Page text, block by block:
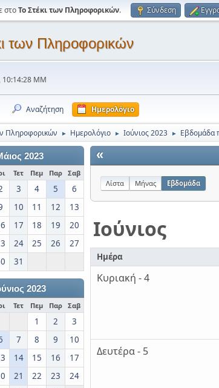
στοΤο Στέκι των Πληροφορικών. Σύνδεση
των Πληροφορικών
10:14:28 ΜΜ
Αναζήτηση Ημερολόγιο
Πληροφορικών ► Ημερολόγιο ► Ιούνιος 2023 ► Εβδομάδα
2023
Τετ Πεμ Παρ Σαβ
3 4 5
6
10 11 12
13
17 18 19
20
24 25 26
27
31
2023
Τετ Πεμ Παρ Σαβ
1 2
3
7 8 9
10
14 15 16
17
21 22 23
24
«
Λίστα Μήνας Εβδομάδα
Ιούνιος
Ημέρα
Κυριακή - 4
Δευτέρα - 5